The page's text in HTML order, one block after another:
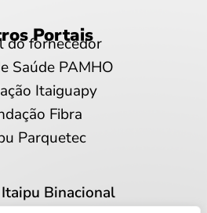
Portais
do fornecedor
Saúde PAMHO
Itaiguapy
Fibra
Parquetec
Binacional